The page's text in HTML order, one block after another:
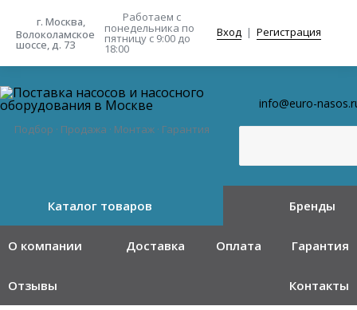
г. Москва,
Волоколамское
шоссе, д. 73
Работаем с
понедельника по
пятницу с 9:00 до
18:00
Вход | Регистрация
Подбор · Продажа · Монтаж · Гарантия
info@euro-
Каталог товаров Бренды
О компании Доставка Оплата Гарантия
Отзывы Контакты